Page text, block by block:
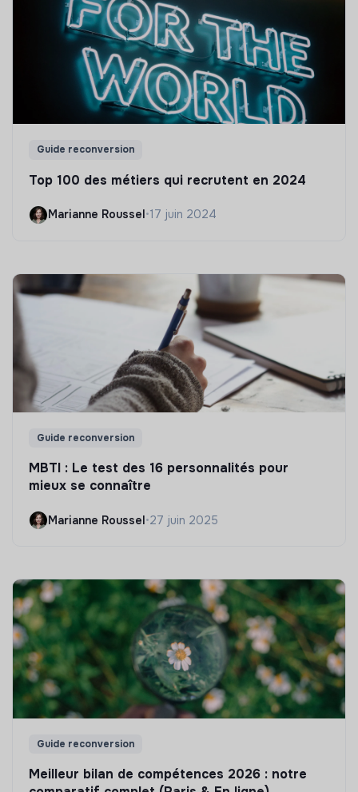
Guide reconversion
Top 100 des métiers qui recrutent en 2024
Marianne Roussel•17 juin 2024
Guide reconversion
MBTI : Le test des 16 personnalités pour
mieux se connaître
Marianne Roussel•27 juin 2025
Guide reconversion
Meilleur bilan de compétences 2026 : notre